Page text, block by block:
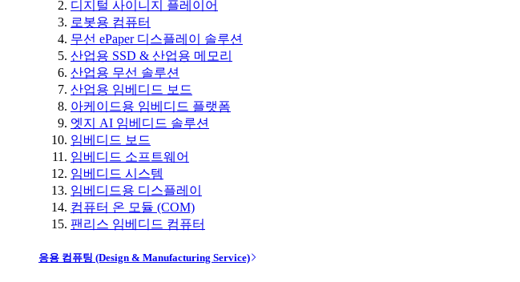
디지털 사이니지 플레이어
로봇용 컴퓨터
무선 ePaper 디스플레이 솔루션
산업용 SSD & 산업용 메모리
산업용 무선 솔루션
산업용 임베디드 보드
아케이드용 임베디드 플랫폼
엣지 AI 임베디드 솔루션
임베디드 보드
임베디드 소프트웨어
임베디드 시스템
임베디드용 디스플레이
컴퓨터 온 모듈 (COM)
팬리스 임베디드 컴퓨터
응용 컴퓨팅 (Design & Manufacturing Service)